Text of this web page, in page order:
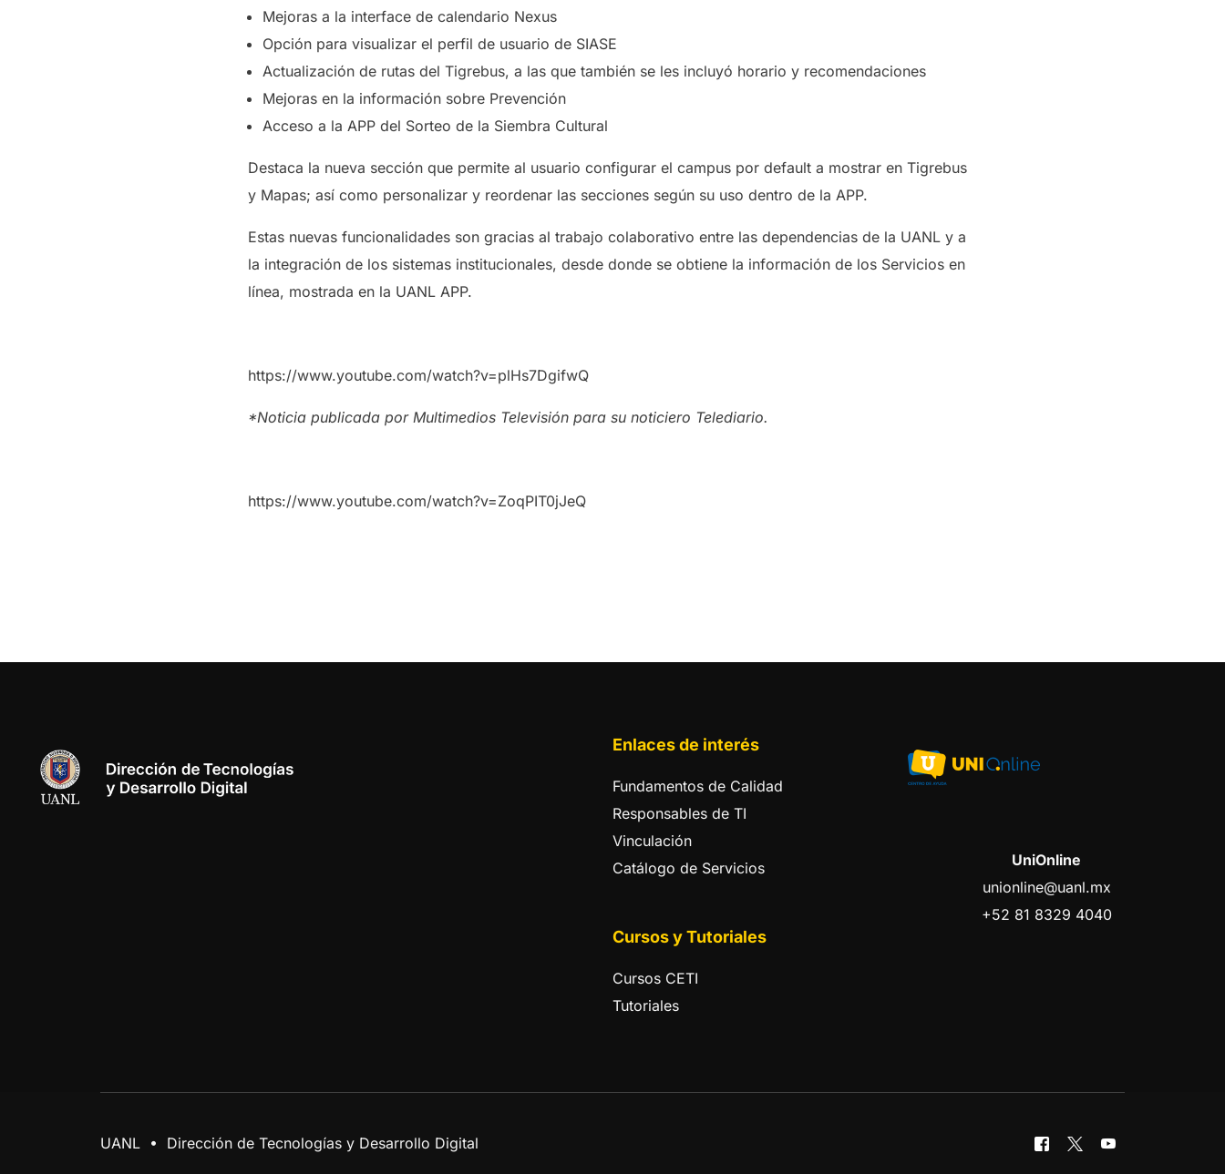
Mejoras a la interface de calendario Nexus
Opción para visualizar el perfil de usuario de SIASE
Actualización de rutas del Tigrebus, a las que también se les incluyó horario y recomendaciones
Mejoras en la información sobre Prevención
Acceso a la APP del Sorteo de la Siembra Cultural
Destaca la nueva sección que permite al usuario configurar el campus por default a mostrar en Tigrebus
y Mapas; así como personalizar y reordenar las secciones según su uso dentro de la APP.
Estas nuevas funcionalidades son gracias al trabajo colaborativo entre las dependencias de la UANL y a
la integración de los sistemas institucionales, desde donde se obtiene la información de los Servicios en
línea, mostrada en la UANL APP.
https://www.youtube.com/watch?v=plHs7DgifwQ
*Noticia publicada por Multimedios Televisión para su noticiero Telediario.
https://www.youtube.com/watch?v=ZoqPIT0jJeQ
Enlaces de interés
Fundamentos de Calidad
Responsables de TI
Vinculación
Catálogo de Servicios
Cursos y Tutoriales
Cursos CETI
Tutoriales
UniOnline
unionline@uanl.mx
+52 81 8329 4040
UANL • Dirección de Tecnologías y Desarrollo Digital